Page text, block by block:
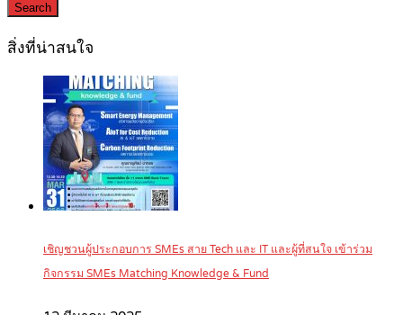
Search
สิ่งที่น่าสนใจ
เชิญชวนผู้ประกอบการ SMEs สาย Tech และ IT และผู้ที่สนใจ เข้าร่วม
กิจกรรม SMEs Matching Knowledge & Fund